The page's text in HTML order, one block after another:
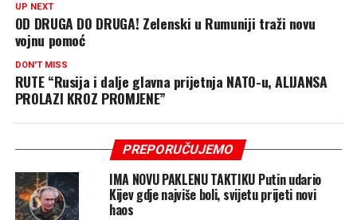
UP NEXT
OD DRUGA DO DRUGA! Zelenski u Rumuniji traži novu
vojnu pomoć
DON'T MISS
RUTE “Rusija i dalje glavna prijetnja NATO-u, ALIJANSA
PROLAZI KROZ PROMJENE”
PREPORUČUJEMO
IMA NOVU PAKLENU TAKTIKU Putin udario
Kijev gdje najviše boli, svijetu prijeti novi
haos